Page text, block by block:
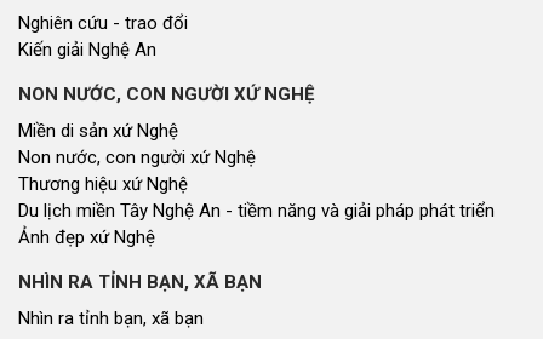
Nghiên cứu - trao đổi
Kiến giải Nghệ An
NON NƯỚC, CON NGƯỜI XỨ NGHỆ
Miền di sản xứ Nghệ
Non nước, con người xứ Nghệ
Thương hiệu xứ Nghệ
Du lịch miền Tây Nghệ An - tiềm năng và giải pháp phát triển
Ảnh đẹp xứ Nghệ
NHÌN RA TỈNH BẠN, XÃ BẠN
Nhìn ra tỉnh bạn, xã bạn